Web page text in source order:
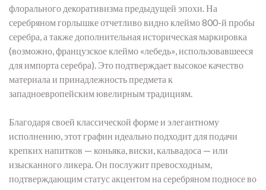
флорального декоративизма предыдущей эпохи. На
серебряном горлышке отчетливо видно клеймо 800-й пробы
серебра, а также дополнительная историческая маркировка
(возможно, французское клеймо «лебедь», использовавшееся
для импорта серебра). Это подтверждает высокое качество
материала и принадлежность предмета к
западноевропейским ювелирным традициям.
Благодаря своей классической форме и элегантному
исполнению, этот графин идеально подходит для подачи
крепких напитков — коньяка, виски, кальвадоса — или
изысканного ликера. Он послужит превосходным,
подтверждающим статус акцентом на серебряном подносе во